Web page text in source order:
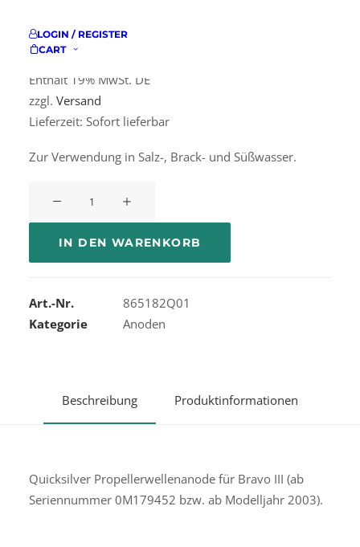
LOGIN / REGISTER
CART
24,00€
Enthält 19% MwSt. DE
zzgl. Versand
Lieferzeit: Sofort lieferbar
Zur Verwendung in Salz-, Brack- und Süßwasser.
IN DEN WARENKORB
Art.-Nr.
865182Q01
Kategorie
Anoden
Beschreibung Produktinformationen
Quicksilver Propellerwellenanode für Bravo III (ab
Seriennummer 0M179452 bzw. ab Modelljahr 2003).